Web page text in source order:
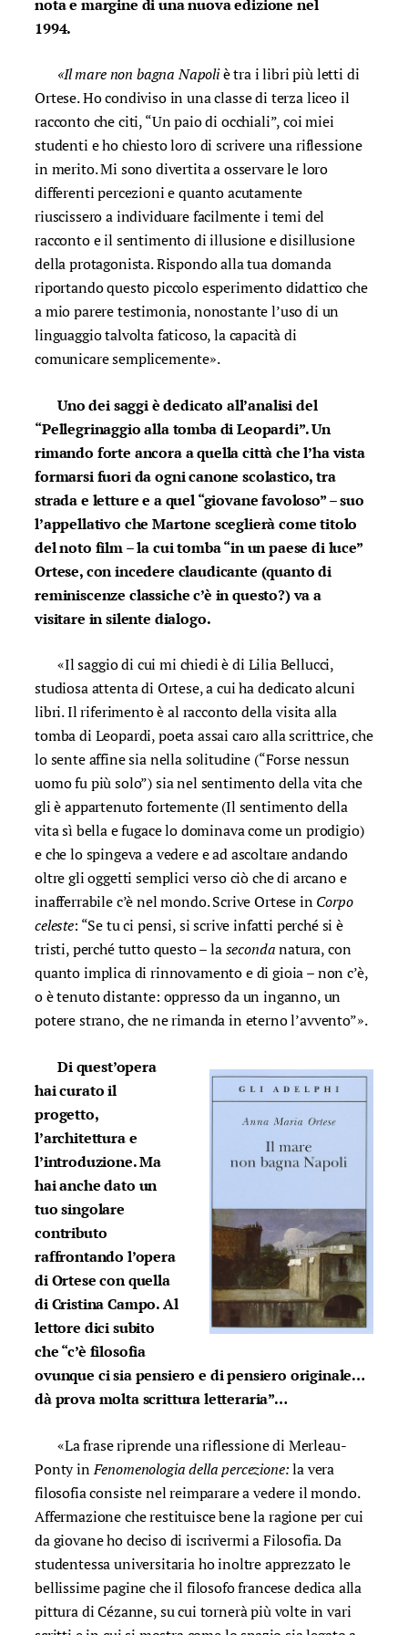
nota e margine di una nuova edizione nel
1994.
«Il mare non bagna Napoliè tra i libri più letti di
Ortese. Ho condiviso in una classe di terza liceo il
racconto che citi, “Un paio di occhiali”, coi miei
studenti e ho chiesto loro di scrivere una riflessione
in merito. Mi sono divertita a osservare le loro
differenti percezioni e quanto acutamente
riuscissero a individuare facilmente i temi del
racconto e il sentimento di illusione e disillusione
della protagonista. Rispondo alla tua domanda
riportando questo piccolo esperimento didattico che
a mio parere testimonia, nonostante l’uso di un
linguaggio talvolta faticoso, la capacità di
comunicare semplicemente».
Uno dei saggi è dedicato all’analisi del
“Pellegrinaggio alla tomba di Leopardi”. Un
rimando forte ancora a quella città che l’ha vista
formarsi fuori da ogni canone scolastico, tra
strada e letture e a quel “giovane favoloso” – suo
l’appellativo che Martone sceglierà come titolo
del noto film – la cui tomba “in un paese di luce”
Ortese, con incedere claudicante (quanto di
reminiscenze classiche c’è in questo?) va a
visitare in silente dialogo.
«Il saggio di cui mi chiedi è di Lilia Bellucci,
studiosa attenta di Ortese, a cui ha dedicato alcuni
libri. Il riferimento è al racconto della visita alla
tomba di Leopardi, poeta assai caro alla scrittrice, che
lo sente affine sia nella solitudine (“Forse nessun
uomo fu più solo”) sia nel sentimento della vita che
gli è appartenuto fortemente (Il sentimento della
vita sì bella e fugace lo dominava come un prodigio)
e che lo spingeva a vedere e ad ascoltare andando
oltre gli oggetti semplici verso ciò che di arcano e
inafferrabile c’è nel mondo. Scrive Ortese inCorpo
celeste: “Se tu ci pensi, si scrive infatti perché si è
tristi, perché tutto questo – lasecondanatura, con
quanto implica di rinnovamento e di gioia – non c’è,
o è tenuto distante: oppresso da un inganno, un
potere strano, che ne rimanda in eterno l’avvento”».
Di quest’opera
hai curato il
progetto,
l’architettura e
l’introduzione. Ma
hai anche dato un
tuo singolare
contributo
raffrontando l’opera
di Ortese con quella
di Cristina Campo. Al
lettore dici subito
che “c’è filosofia
ovunque ci sia pensiero e di pensiero originale…
dà prova molta scrittura letteraria”…
«La frase riprende una riflessione di Merleau-
Ponty inFenomenologia della percezione:la vera
filosofia consiste nel reimparare a vedere il mondo.
Affermazione che restituisce bene la ragione per cui
da giovane ho deciso di iscrivermi a Filosofia. Da
studentessa universitaria ho inoltre apprezzato le
bellissime pagine che il filosofo francese dedica alla
pittura di Cézanne, su cui tornerà più volte in vari